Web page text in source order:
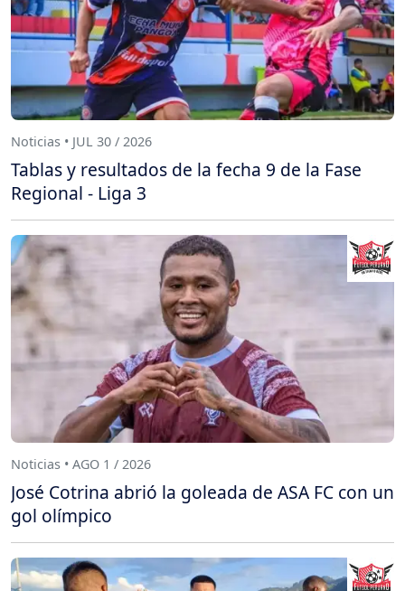
Noticias • JUL 30 / 2026
Tablas y resultados de la fecha 9 de la Fase
Regional - Liga 3
Noticias • AGO 1 / 2026
José Cotrina abrió la goleada de ASA FC con un
gol olímpico